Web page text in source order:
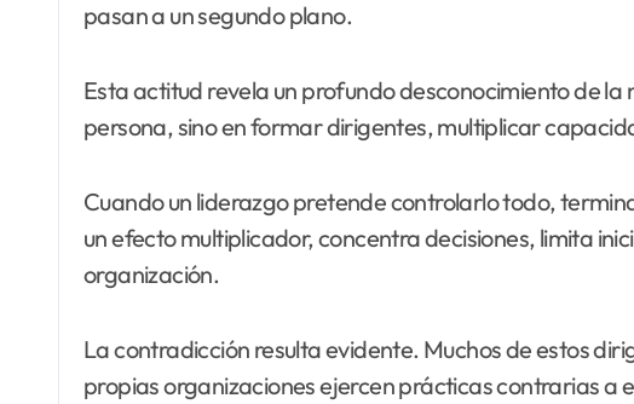
pasan a un segundo plano.
Esta actitud revela un profundo desconocimiento de
persona, sino en formar dirigentes, multiplicar
Cuando un liderazgo pretende controlarlo todo,
un efecto multiplicador, concentra decisiones, limita
organización.
La contradicción resulta evidente. Muchos de estos
propias organizaciones ejercen prácticas contrarias a